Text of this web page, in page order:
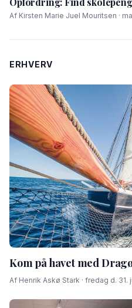
Af Kirsten Marie Juel Mouritsen ·
ERHVERV
Kom på havet med
Af Henrik Askø Stark · fredag d. 31.